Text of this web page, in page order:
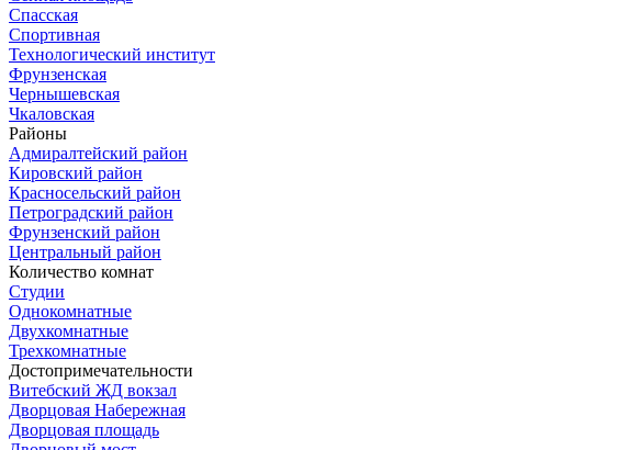
Спасская
Спортивная
Технологический институт
Фрунзенская
Чернышевская
Чкаловская
Районы
Адмиралтейский район
Кировский район
Красносельский район
Петроградский район
Фрунзенский район
Центральный район
Количество комнат
Студии
Однокомнатные
Двухкомнатные
Трехкомнатные
Достопримечательности
Витебский ЖД вокзал
Дворцовая Набережная
Дворцовая площадь